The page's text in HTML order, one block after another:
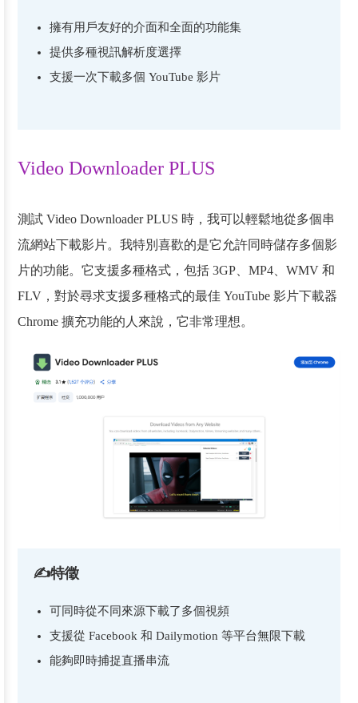
擁有用戶友好的介面和全面的功能集
提供多種視訊解析度選擇
支援一次下載多個 YouTube 影片
Video Downloader PLUS
測試 Video Downloader PLUS 時，我可以輕鬆地從多個串
流網站下載影片。我特別喜歡的是它允許同時儲存多個影
片的功能。它支援多種格式，包括 3GP、MP4、WMV 和
FLV，對於尋求支援多種格式的最佳 YouTube 影片下載器
Chrome 擴充功能的人來說，它非常理想。
✍特徵
可同時從不同來源下載了多個視頻
支援從 Facebook 和 Dailymotion 等平台無限下載
能夠即時捕捉直播串流